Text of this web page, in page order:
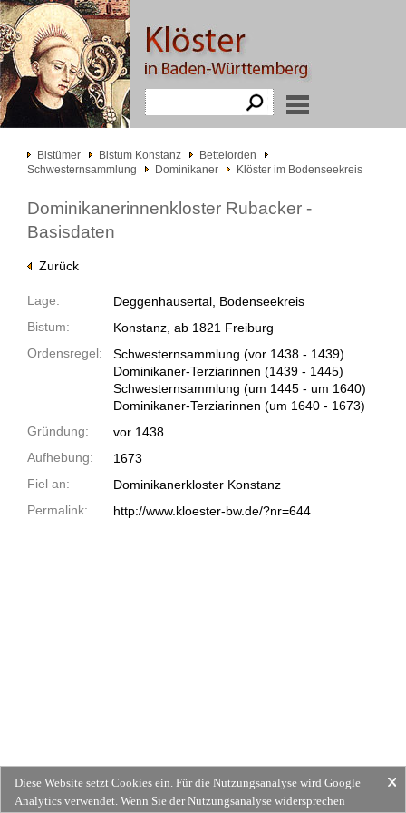
Bistümer Bistum Konstanz
Bettelorden
Schwesternsammlung
Dominikaner Klöster im Bodenseekreis
Dominikanerinnenkloster Rubacker -
Basisdaten
Zurück
Lage:
Deggenhausertal, Bodenseekreis
Bistum:
Konstanz, ab 1821 Freiburg
Ordensregel:
Schwesternsammlung (vor 1438 - 1439)
Dominikaner-Terziarinnen (1439 - 1445)
Schwesternsammlung (um 1445 - um 1640)
Dominikaner-Terziarinnen (um 1640 - 1673)
Gründung:
vor 1438
Aufhebung:
1673
Fiel an:
Dominikanerkloster Konstanz
Permalink:
http://www.kloester-bw.de/?nr=644
Diese Website setzt Cookies ein. Für die Nutzungsanalyse wird Google
Analytics verwendet. Wenn Sie der Nutzungsanalyse widersprechen